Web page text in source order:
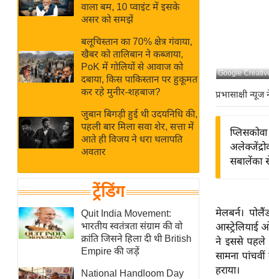
Hindi
Hindi
Videos
बजट
क्रिकेट
IPL
2026
ई-पेपर
मिसाल बेमिसाल
शख्सियत
यंग इंडिया
साहित्य जगत
ऑटो वर्ल्ड
न्यूज ब्रीफ
मनोरंजन जगत
बॉलीवुड
वाला बम, 10 प्वाइंट में इसके
असर को समझें
बलूचिस्तान का 70% क्षेत्र गंवाया,
खैबर को तालिबान ने कब्जाया,
PoK में गोलियों से आवाज को
दबाया, किस पाकिस्तान पर हुकूमत
कर रहे मुनीर-शहबाज?
जुबान बिगड़ी हुई थी उदयनिधि की,
पहली बार मिला सवा शेर, सत्ता में
आते ही विजय ने धरा थलापति
अवतार
ट्रेंडिंग
Quit India Movement:
भारतीय स्वतंत्रता संग्राम की वो
क्रांति जिसने हिला दी थी British
Empire की जड़ें
National Handloom Day
Google
प्रभासाक्षी न्यूज
सबालेंका
मेलबर्न।
आस्ट्रेलियाई
ने इससे पहले
सामना
हराया।